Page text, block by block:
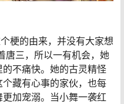
梗的由来，并没有大家想
唐三，所以一有机会，她
不痛快。她的古灵精怪
藏有心事的家伙，也每
加宠溺。当小舞一袭红